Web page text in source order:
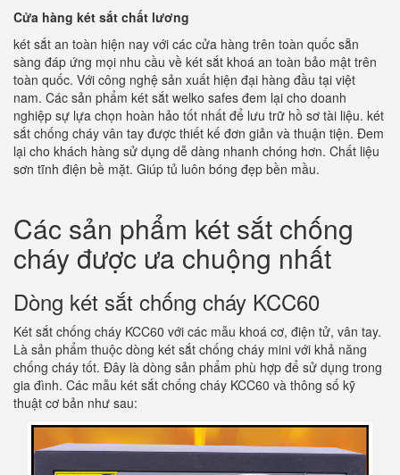
Cửa hàng két sắt chất lương
két sắt an toàn hiện nay với các cửa hàng trên toàn quốc sẵn
sàng đáp ứng mọi nhu cầu về két sắt khoá an toàn bảo mật trên
toàn quốc. Với công nghệ sản xuất hiện đại hàng đầu tại việt
nam. Các sản phẩm két sắt welko safes đem lại cho doanh
nghiệp sự lựa chọn hoàn hảo tốt nhất để lưu trữ hồ sơ tài liệu. két
sắt chống cháy vân tay được thiết kế đơn giản và thuận tiện. Đem
lại cho khách hàng sử dụng dễ dàng nhanh chóng hơn. Chất liệu
sơn tĩnh điện bề mặt. Giúp tủ luôn bóng đẹp bền mầu.
Các sản phẩm két sắt chống
cháy được ưa chuộng nhất
Dòng két sắt chống cháy KCC60
Két sắt chống cháy KCC60 với các mẫu khoá cơ, điện tử, vân tay.
Là sản phẩm thuộc dòng két sắt chống cháy mini với khả năng
chống cháy tốt. Đây là dòng sản phẩm phù hợp để sử dụng trong
gia đình. Các mẫu két sắt chống cháy KCC60 và thông số kỹ
thuật cơ bản như sau: